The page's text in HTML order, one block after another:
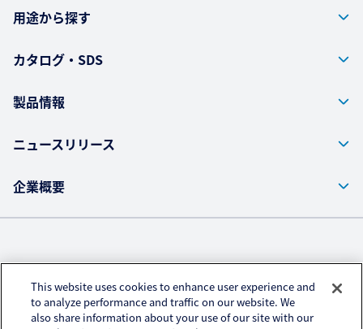
用途から探す
カタログ・SDS
製品情報
ニュースリリース
企業概要
株式会社クラレ ウェブサイト
プライバシーポリシー
アクセスデータの取扱い
This website uses cookies to enhance user experience and
to analyze performance and traffic on our website. We
also share information about your use of our site with our